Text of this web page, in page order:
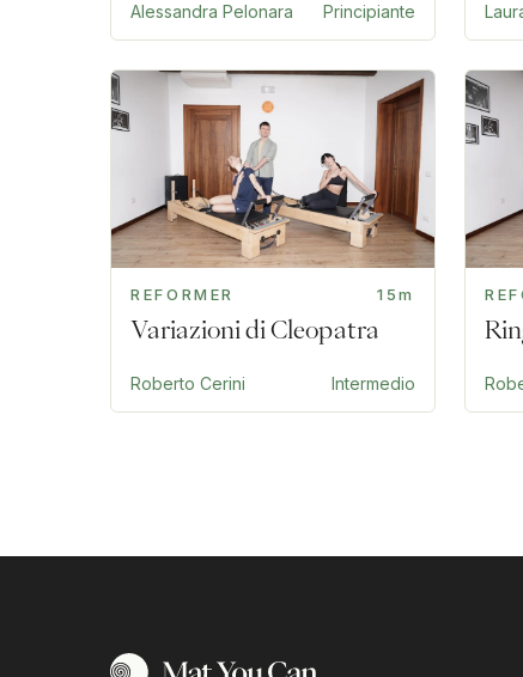
Alessandra Pelonara Principiante
REFORMER 15m
Variazioni di Cleopatra
Roberto Cerini Intermedio